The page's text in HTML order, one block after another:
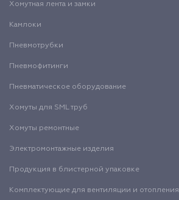
Хомутная лента и замки
Камлоки
Пневмотрубки
Пневмофитинги
Пневматическое оборудование
Хомуты для SML труб
Хомуты ремонтные
Электромонтажные изделия
Продукция в блистерной упаковке
Комплектующие для вентиляции и отопления